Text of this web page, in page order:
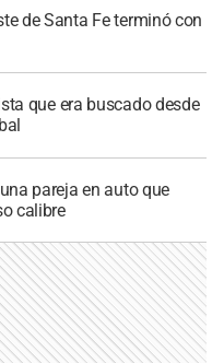
de Santa Fe terminó con
que era buscado desde
pareja en auto que
calibre